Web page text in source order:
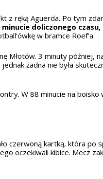
z ręką Aguerda. Po tym
doliczonego
w bramce Roef’a.
Młotów. 3 minuty później,
żadna nie była
W 88 minucie na boisko
czerwoną kartką, która po
oczekiwali kibice. Mecz